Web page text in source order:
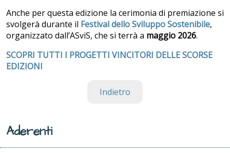
Anche per questa edizione la cerimonia di premiazione si
svolgerà durante il Festival dello Sviluppo Sostenibile,
organizzato dall’ASviS, che si terrà a maggio 2026.
SCOPRI TUTTI I PROGETTI VINCITORI DELLE SCORSE
EDIZIONI
Indietro
Aderenti